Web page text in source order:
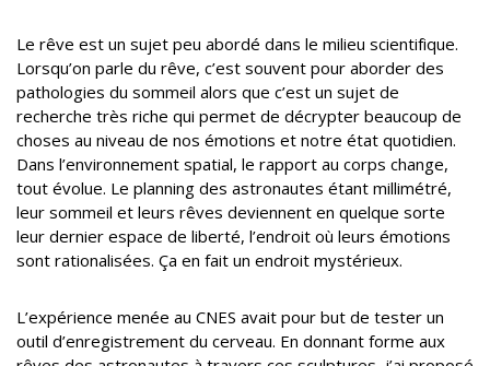
Le rêve est un sujet peu abordé dans le milieu scientifique.
Lorsqu’on parle du rêve, c’est souvent pour aborder des
pathologies du sommeil alors que c’est un sujet de
recherche très riche qui permet de décrypter beaucoup de
choses au niveau de nos émotions et notre état quotidien.
Dans l’environnement spatial, le rapport au corps change,
tout évolue. Le planning des astronautes étant millimétré,
leur sommeil et leurs rêves deviennent en quelque sorte
leur dernier espace de liberté, l’endroit où leurs émotions
sont rationalisées. Ça en fait un endroit mystérieux.
L’expérience menée au CNES avait pour but de tester un
outil d’enregistrement du cerveau. En donnant forme aux